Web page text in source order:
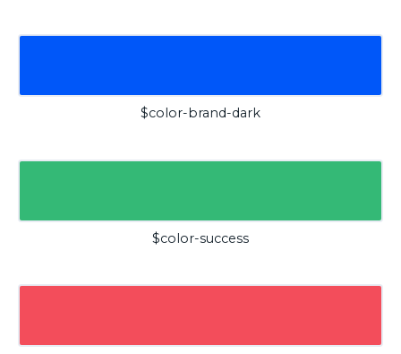
$color-brand-dark
$color-success